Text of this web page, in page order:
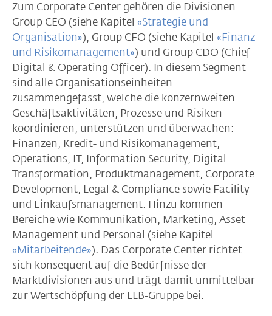
Zum Corporate Center gehören die Divisionen
Group CEO (siehe Kapitel «Strategie und
Organisation»), Group CFO (siehe Kapitel «Finanz-
und Risikomanagement») und Group CDO (Chief
Digital & Operating Officer). In diesem Segment
sind alle Organisationseinheiten
zusammengefasst, welche die konzernweiten
Geschäftsaktivitäten, Prozesse und Risiken
koordinieren, unterstützen und überwachen:
Finanzen, Kredit- und Risikomanagement,
Operations, IT, Information Security, Digital
Transformation, Produktmanagement, Corporate
Development, Legal & Compliance sowie Facility-
und Einkaufsmanagement. Hinzu kommen
Bereiche wie Kommunikation, Marketing, Asset
Management und Personal (siehe Kapitel
«Mitarbeitende»). Das Corporate Center richtet
sich konsequent auf die Bedürfnisse der
Marktdivisionen aus und trägt damit unmittelbar
zur Wertschöpfung der LLB-Gruppe bei.